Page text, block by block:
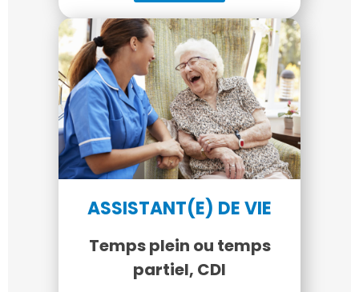
ASSISTANT(E) DE VIE
Temps plein ou temps
partiel, CDI